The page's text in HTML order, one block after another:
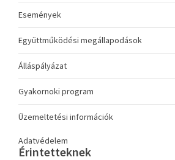
Események
Együttműködési megállapodások
Álláspályázat
Gyakornoki program
Üzemeltetési információk
Adatvédelem
Érintetteknek